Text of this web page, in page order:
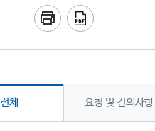
전체 요청 및 건의사항